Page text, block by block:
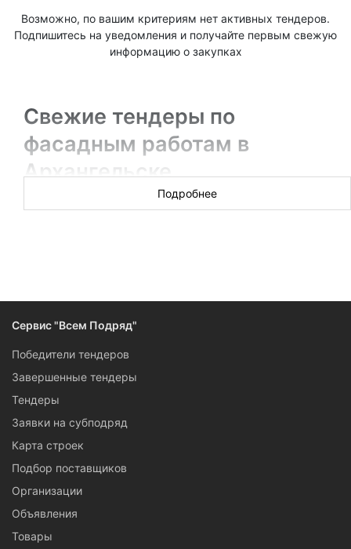
Возможно, по вашим критериям нет активных тендеров.
Подпишитесь на уведомления и получайте первым свежую
информацию о закупках
Свежие тендеры по
фасадным работам в
Архангельске
Новых торгов за сегодня: 45
быстро к ним подготовиться.
Подробнее
Сервис "Всем Подряд"
Победители тендеров
Завершенные тендеры
Тендеры
Заявки на субподряд
Карта строек
Подбор поставщиков
Организации
Объявления
Товары